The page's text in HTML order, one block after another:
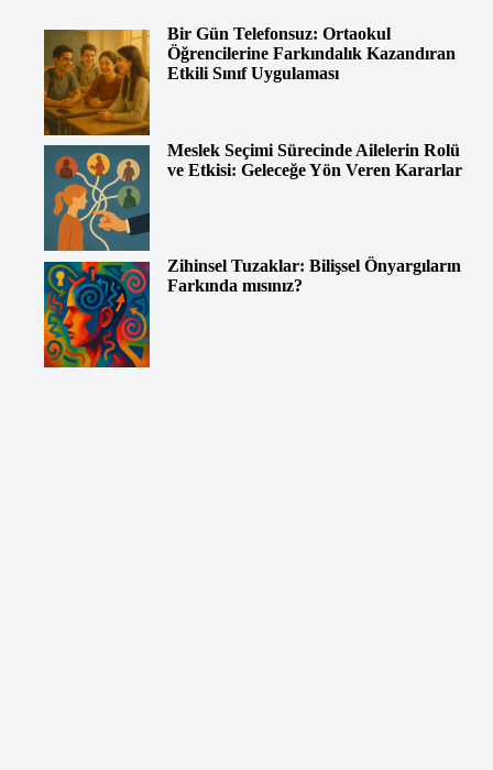
Bir Gün Telefonsuz: Ortaokul
Öğrencilerine Farkındalık Kazandıran
Etkili Sınıf Uygulaması
Meslek Seçimi Sürecinde Ailelerin Rolü
ve Etkisi: Geleceğe Yön Veren Kararlar
Zihinsel Tuzaklar: Bilişsel Önyargıların
Farkında mısınız?